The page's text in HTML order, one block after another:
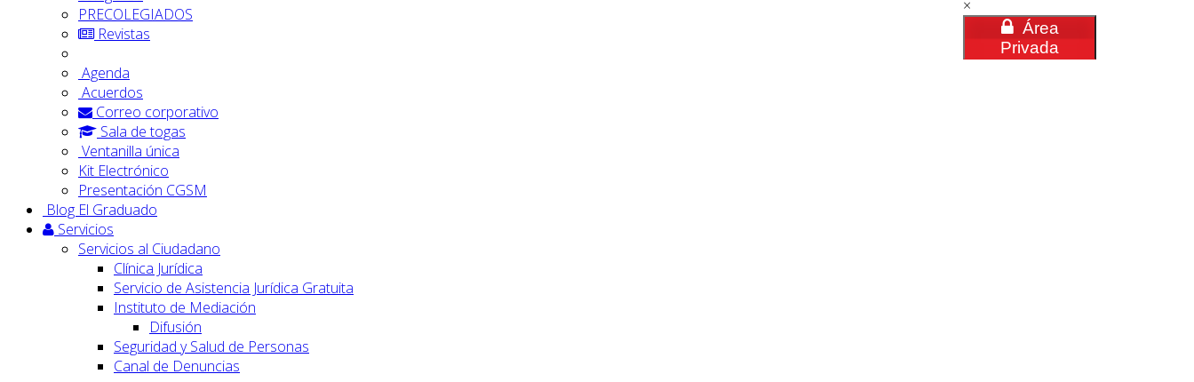
×
Área
Privada
PRECOLEGIADOS
Revistas
Agenda
Acuerdos
Correo corporativo
Sala de togas
Ventanilla única
Kit Electrónico
Presentación CGSM
Blog El Graduado
Servicios
Servicios al Ciudadano
Clínica Jurídica
Servicio de Asistencia Jurídica Gratuita
Instituto de Mediación
Difusión
Seguridad y Salud de Personas
Canal de Denuncias